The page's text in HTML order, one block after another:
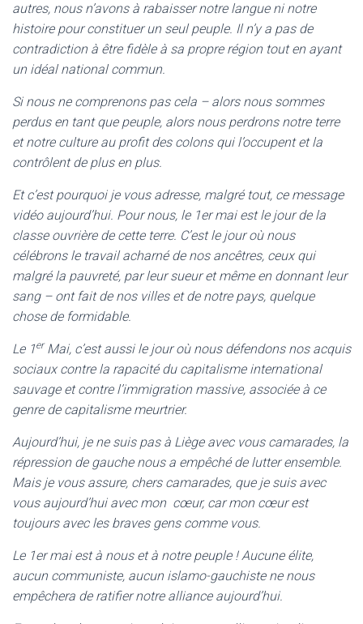
autres, nous n’avons à rabaisser notre langue ni notre
histoire pour constituer un seul peuple. Il n’y a pas de
contradiction à être fidèle à sa propre région tout en ayant
un idéal national commun.
Si nous ne comprenons pas cela – alors nous sommes
perdus en tant que peuple, alors nous perdrons notre terre
et notre culture au profit des colons qui l’occupent et la
contrôlent de plus en plus.
Et c’est pourquoi je vous adresse, malgré tout, ce message
vidéo aujourd’hui. Pour nous, le 1er mai est le jour de la
classe ouvrière de cette terre. C’est le jour où nous
célébrons le travail acharné de nos ancêtres, ceux qui
malgré la pauvreté, par leur sueur et même en donnant leur
sang – ont fait de nos villes et de notre pays, quelque
chose de formidable.
Le 1erMai, c’est aussi le jour où nous défendons nos acquis
sociaux contre la rapacité du capitalisme international
sauvage et contre l’immigration massive, associée à ce
genre de capitalisme meurtrier.
Aujourd’hui, je ne suis pas à Liège avec vous camarades, la
répression de gauche nous a empêché de lutter ensemble.
Mais je vous assure, chers camarades, que je suis avec
vous aujourd’hui avec mon cœur, car mon cœur est
toujours avec les braves gens comme vous.
Le 1er mai est à nous et à notre peuple ! Aucune élite,
aucun communiste, aucun islamo-gauchiste ne nous
empêchera de ratifier notre alliance aujourd’hui.